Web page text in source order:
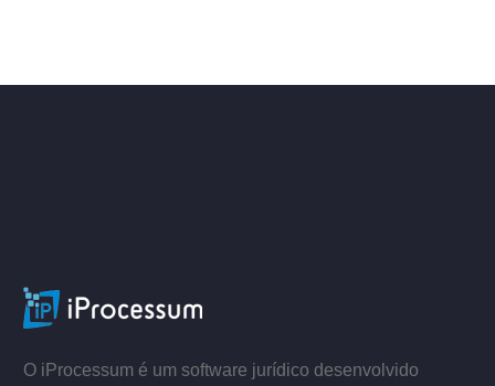
O iProcessum é um software jurídico desenvolvido